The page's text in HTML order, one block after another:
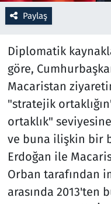
Paylaş
Diplomatik
göre,
Macaristan
"stratejik
ortaklık"
ve buna ilişkin bir
Erdoğan ile
Orban tarafından
arasında 2013'ten
Seçim 2023
Spor
Teknoloji ve
Televizyon